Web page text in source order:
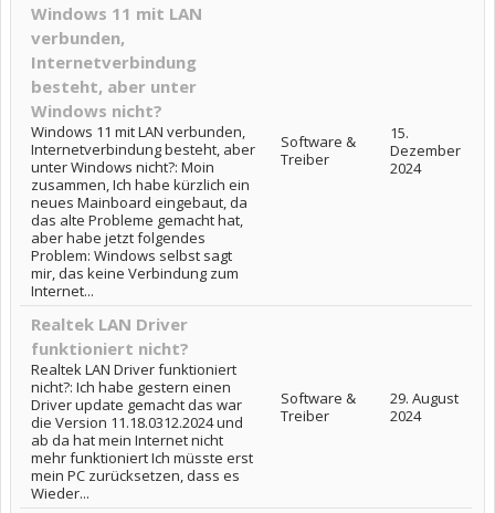
Windows 11 mit LAN
verbunden,
Internetverbindung
besteht, aber unter
Windows nicht?
Windows 11 mit LAN verbunden,
Internetverbindung besteht, aber
unter Windows nicht?: Moin
zusammen, Ich habe kürzlich ein
neues Mainboard eingebaut, da
das alte Probleme gemacht hat,
aber habe jetzt folgendes
Problem: Windows selbst sagt
mir, das keine Verbindung zum
Internet...
Software &
Treiber
15.
Dezember
2024
Realtek LAN Driver
funktioniert nicht?
Realtek LAN Driver funktioniert
nicht?: Ich habe gestern einen
Driver update gemacht das war
die Version 11.18.0312.2024 und
ab da hat mein Internet nicht
mehr funktioniert Ich müsste erst
mein PC zurücksetzen, dass es
Wieder...
Software &
Treiber
29. August
2024